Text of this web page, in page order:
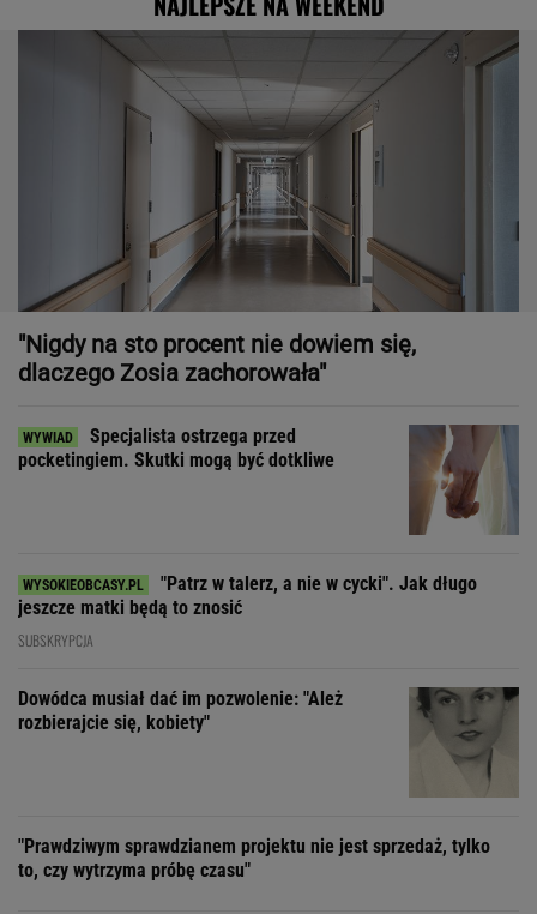
"Nigdy na sto procent nie dowiem się,
dlaczego Zosia zachorowała"
Specjalista ostrzega przed
pocketingiem. Skutki mogą być dotkliwe
"Patrz w talerz, a nie w cycki". Jak długo
jeszcze matki będą to znosić
SUBSKRYPCJA
Dowódca musiał dać im pozwolenie: "Ależ
rozbierajcie się, kobiety"
"Prawdziwym sprawdzianem projektu nie jest sprzedaż, tylko
to, czy wytrzyma próbę czasu"